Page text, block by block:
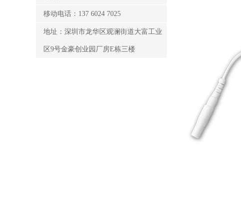
移动电话：137 6024 7025
地址：深圳市龙华区观澜街道大富工业
区9号金豪创业园厂房E栋三楼